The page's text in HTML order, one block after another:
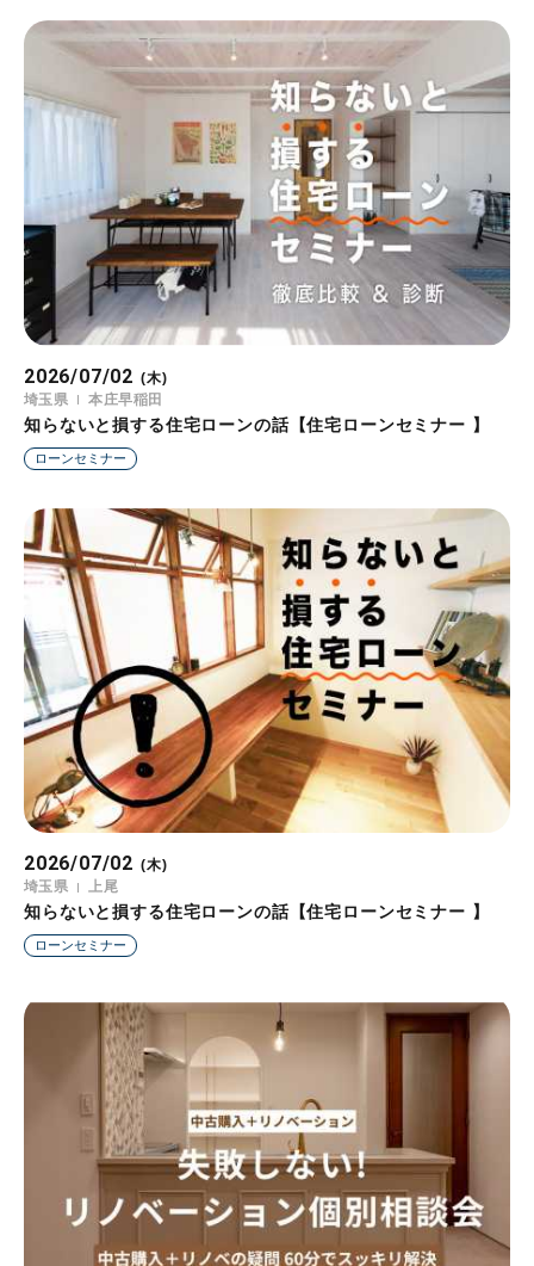
2026/07/02 (木)
埼玉県
本庄早稲田
知らないと損する住宅ローンの話【住宅ローンセミナー 】
ローンセミナー
2026/07/02 (木)
埼玉県
上尾
知らないと損する住宅ローンの話【住宅ローンセミナー 】
ローンセミナー